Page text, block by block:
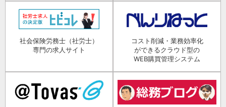
社会保険労務士（社労士）
専門の求人サイト
コスト削減・業務効率化
ができるクラウド型の
WEB購買管理システム